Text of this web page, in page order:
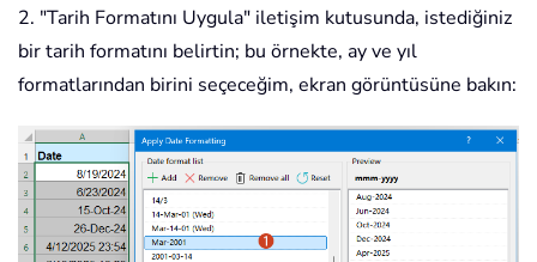
2. "Tarih Formatını Uygula" iletişim kutusunda, istediğiniz
bir tarih formatını belirtin; bu örnekte, ay ve yıl
formatlarından birini seçeceğim, ekran görüntüsüne bakın: